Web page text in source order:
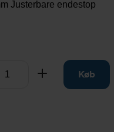
Justerbare endestop
Læg til Køb